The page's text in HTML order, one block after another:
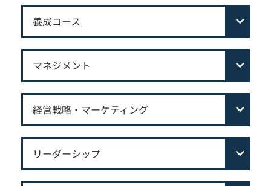
養成コース
マネジメント
経営戦略・マーケティング
リーダーシップ